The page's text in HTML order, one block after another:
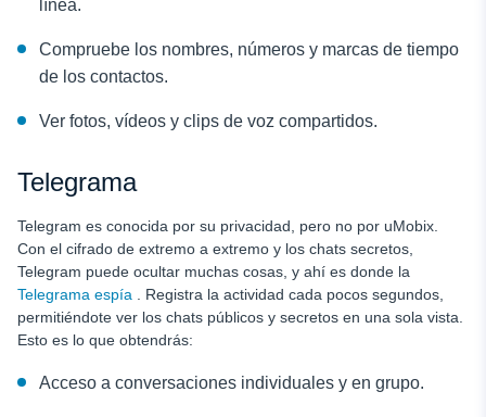
línea.
Compruebe los nombres, números y marcas de tiempo
de los contactos.
Ver fotos, vídeos y clips de voz compartidos.
Telegrama
Telegram es conocida por su privacidad, pero no por uMobix.
Con el cifrado de extremo a extremo y los chats secretos,
Telegram puede ocultar muchas cosas, y ahí es donde la
Telegrama espía . Registra la actividad cada pocos segundos,
permitiéndote ver los chats públicos y secretos en una sola vista.
Esto es lo que obtendrás:
Acceso a conversaciones individuales y en grupo.